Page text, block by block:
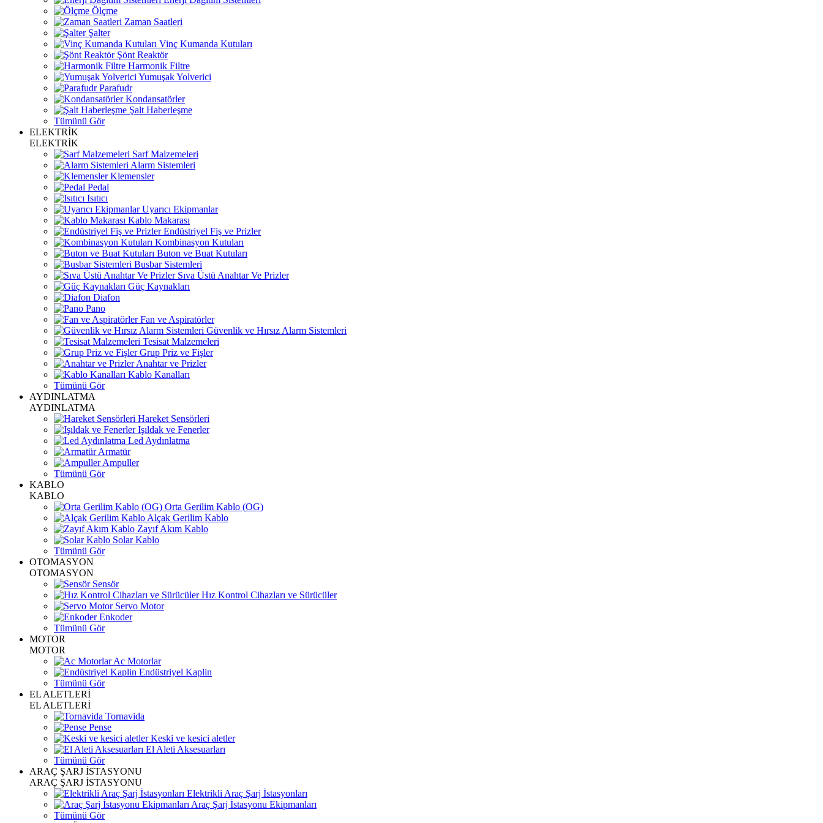
Ölçme
Zaman Saatleri
Şalter
Vinç Kumanda Kutuları
Şönt Reaktör
Harmonik Filtre
Yumuşak Yolverici
Parafudr
Kondansatörler
Şalt Haberleşme
Tümünü Gör
ELEKTRİK
ELEKTRİK
Sarf Malzemeleri
Alarm Sistemleri
Klemensler
Pedal
Isıtıcı
Uyarıcı Ekipmanlar
Kablo Makarası
Endüstriyel Fiş ve Prizler
Kombinasyon Kutuları
Buton ve Buat Kutuları
Busbar Sistemleri
Sıva Üstü Anahtar Ve Prizler
Güç Kaynakları
Diafon
Pano
Fan ve Aspiratörler
Güvenlik ve Hırsız Alarm Sistemleri
Tesisat Malzemeleri
Grup Priz ve Fişler
Anahtar ve Prizler
Kablo Kanalları
Tümünü Gör
AYDINLATMA
AYDINLATMA
Hareket Sensörleri
Işıldak ve Fenerler
Led Aydınlatma
Armatür
Ampuller
Tümünü Gör
KABLO
KABLO
Orta Gerilim Kablo (OG)
Alçak Gerilim Kablo
Zayıf Akım Kablo
Solar Kablo
Tümünü Gör
OTOMASYON
OTOMASYON
Sensör
Hız Kontrol Cihazları ve Sürücüler
Servo Motor
Enkoder
Tümünü Gör
MOTOR
MOTOR
Ac Motorlar
Endüstriyel Kaplin
Tümünü Gör
EL ALETLERİ
EL ALETLERİ
Tornavida
Pense
Keski ve kesici aletler
El Aleti Aksesuarları
Tümünü Gör
ARAÇ ŞARJ İSTASYONU
ARAÇ ŞARJ İSTASYONU
Elektrikli Araç Şarj İstasyonları
Araç Şarj İstasyonu Ekipmanları
Tümünü Gör